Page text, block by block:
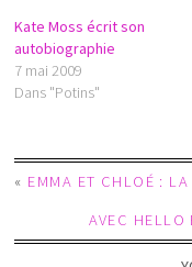
Kate Moss écrit son
autobiographie
7 mai 2009
Dans "Potins"
« EMMA ET CHLOÉ :
AVEC HELLO